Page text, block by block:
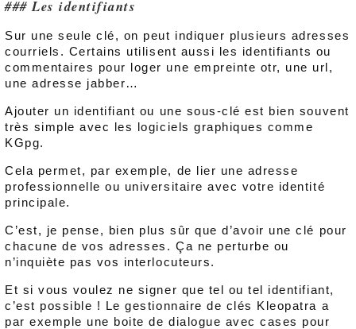
Les identifiants
Sur une seule clé, on peut indiquer plusieurs adresses
courriels. Certains utilisent aussi les identifiants ou
commentaires pour loger une empreinte otr, une url,
une adresse jabber…
Ajouter un identifiant ou une sous-clé est bien souvent
très simple avec les logiciels graphiques comme
KGpg.
Cela permet, par exemple, de lier une adresse
professionnelle ou universitaire avec votre identité
principale.
C’est, je pense, bien plus sûr que d’avoir une clé pour
chacune de vos adresses. Ça ne perturbe ou
n’inquiète pas vos interlocuteurs.
Et si vous voulez ne signer que tel ou tel identifiant,
c’est possible ! Le gestionnaire de clés Kleopatra a
par exemple une boite de dialogue avec cases pour